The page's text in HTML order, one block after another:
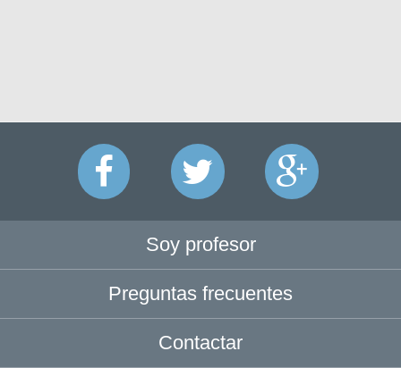
Soy profesor
Preguntas frecuentes
Contactar